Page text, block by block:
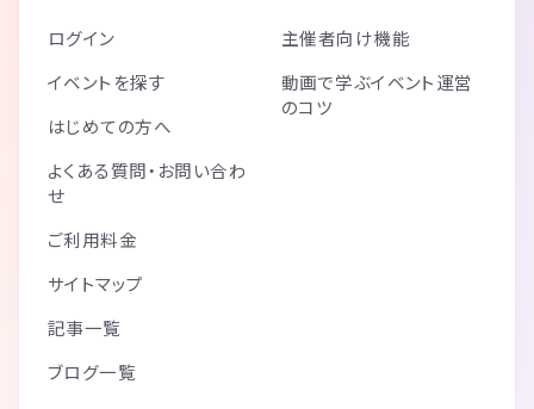
ログイン
イベントを探す
はじめての方へ
よくある質問・お問い合わ
せ
ご利用料金
サイトマップ
記事一覧
ブログ一覧
主催者向け機能
動画で学ぶイベント運営
のコツ